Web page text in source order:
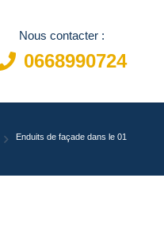
Nous contacter :
0668990724
Enduits de façade dans le 01